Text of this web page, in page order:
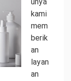
kami
mem
berik
an
layan
an